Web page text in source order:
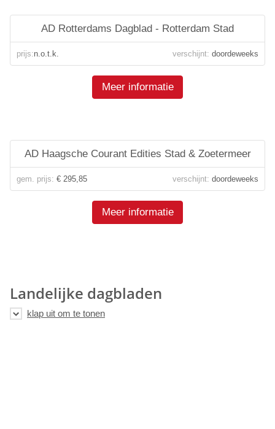
AD Rotterdams Dagblad - Rotterdam Stad
prijs:n.o.t.k. verschijnt: doordeweeks
Meer informatie
AD Haagsche Courant Edities Stad & Zoetermeer
gem. prijs: € 295,85 verschijnt: doordeweeks
Meer informatie
Landelijke dagbladen